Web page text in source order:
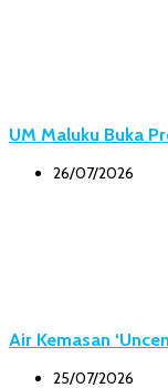
UM Maluku Buka
26/07/2026
Air Kemasan
25/07/2026